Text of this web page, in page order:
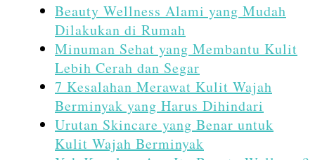
Beauty Wellness Alami yang Mudah
Dilakukan di Rumah
Minuman Sehat yang Membantu Kulit
Lebih Cerah dan Segar
7 Kesalahan Merawat Kulit Wajah
Berminyak yang Harus Dihindari
Urutan Skincare yang Benar untuk
Kulit Wajah Berminyak